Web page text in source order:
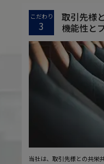
こだわり
3
取引先様
機能性と
当社は、取引先様との共栄